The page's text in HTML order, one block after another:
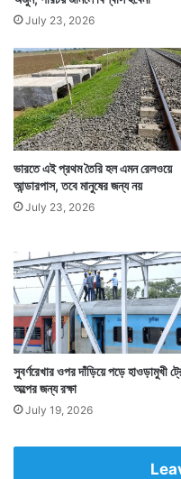
July 23, 2026
ভারতে এই প্রথম তৈরি হল এমন রেলওয়ে
আন্ডারপাস, তবে মানুষের জন্য নয়
July 23, 2026
সুবর্ণরেখার ওপর দাঁড়িয়ে পড়ে হাওড়ামুখী
অল্পের জন্য রক্ষা
July 19, 2026